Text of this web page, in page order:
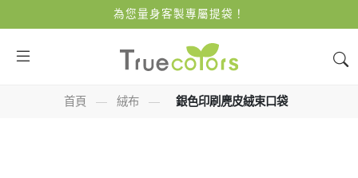
為您量身客製專屬提袋！
首頁 — 絨布 — 銀色印刷麂皮絨束口袋